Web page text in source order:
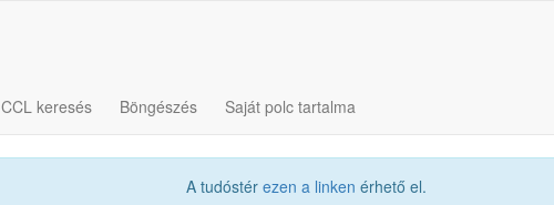
CCL keresés Böngészés Saját polc tartalma
A tudóstér ezen a linken érhető el.